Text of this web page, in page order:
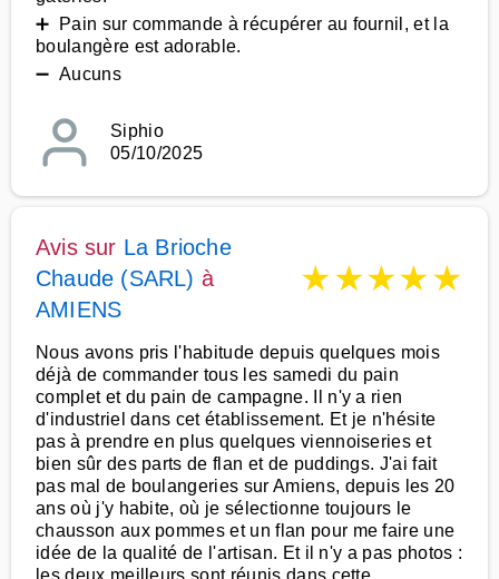
➕ Pain sur commande à récupérer au fournil, et la
boulangère est adorable.
➖ Aucuns
Siphio
05/10/2025
Avis sur La Brioche
Chaude (SARL) à
AMIENS
★★★★★
Nous avons pris l'habitude depuis quelques mois
déjà de commander tous les samedi du pain
complet et du pain de campagne. Il n'y a rien
d'industriel dans cet établissement. Et je n'hésite
pas à prendre en plus quelques viennoiseries et
bien sûr des parts de flan et de puddings. J'ai fait
pas mal de boulangeries sur Amiens, depuis les 20
ans où j'y habite, où je sélectionne toujours le
chausson aux pommes et un flan pour me faire une
idée de la qualité de l'artisan. Et il n'y a pas photos :
les deux meilleurs sont réunis dans cette